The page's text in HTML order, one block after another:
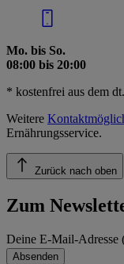
Mo. bis So.
08:00 bis 20:00
* kostenfrei aus dem
Weitere
Ernährungsservice.
Zurück nach oben
Zum
Deine E-Mail-Adresse
Absenden